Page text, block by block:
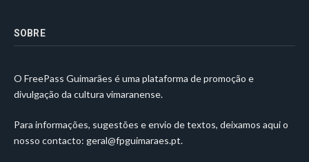
SOBRE
O FreePass Guimarães é uma plataforma de promoção e
divulgação da cultura vimaranense.
Para informações, sugestões e envio de textos, deixamos aqui o
nosso contacto: geral@fpguimaraes.pt.